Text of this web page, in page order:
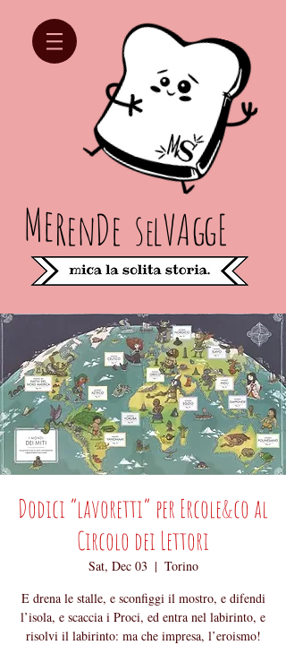
MeRenDe selVAggE
Dodici “lavoretti” per Ercole&co al
Circolo dei Lettori
Sat, Dec 03
  |
Torino
E drena le stalle, e sconfiggi il mostro, e difendi
l’isola, e scaccia i Proci, ed entra nel labirinto, e
risolvi il labirinto: ma che impresa, l’eroismo!